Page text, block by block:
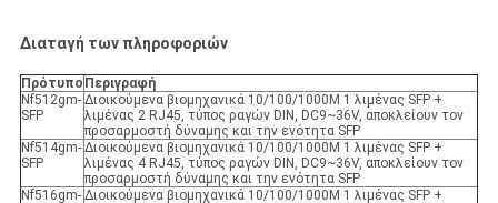
Διαταγή των πληροφοριών
Πρότυπο Περιγραφή
Nf512gm-
SFP
Διοικούμενα βιομηχανικά 10/100/1000M 1 λιμένας SFP +
λιμένας 2 RJ45, τύπος ραγών DIN, DC9~36V, αποκλείουν τον
προσαρμοστή δύναμης και την ενότητα SFP
Nf514gm-
SFP
Διοικούμενα βιομηχανικά 10/100/1000M 1 λιμένας SFP +
λιμένας 4 RJ45, τύπος ραγών DIN, DC9~36V, αποκλείουν τον
προσαρμοστή δύναμης και την ενότητα SFP
Nf516gm- Διοικούμενα βιομηχανικά 10/100/1000M 1 λιμένας SFP +